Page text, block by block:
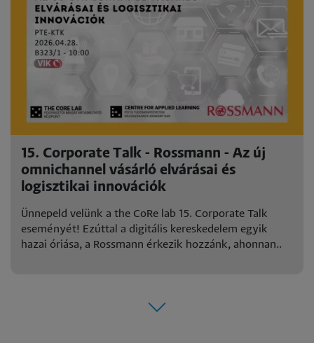
15. Corporate Talk - Rossmann - Az új
omnichannel vásárló elvárásai és
logisztikai innovációk
Ünnepeld velünk a the CoRe lab 15. Corporate Talk
eseményét! Ezúttal a digitális kereskedelem egyik
hazai óriása, a Rossmann érkezik hozzánk, ahonnan..